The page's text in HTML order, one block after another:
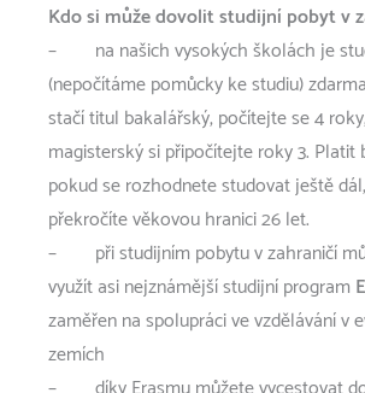
Kdo si může dovolit studijní pobyt v
– na našich vysokých školách je
(nepočítáme pomůcky ke studiu)
stačí titul bakalářský, počítejte se 4
magisterský si připočítejte roky 3. Platit
pokud se rozhodnete studovat ještě
překročíte věkovou hranici 26 let.
– při studijním pobytu v zahraničí
využít asi nejznámější studijní program
zaměřen na spolupráci ve vzdělávání v
zemích